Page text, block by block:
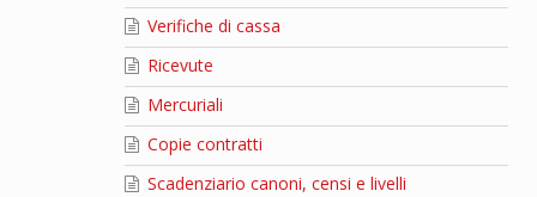
Verifiche di cassa
Ricevute
Mercuriali
Copie contratti
Scadenziario canoni, censi e livelli